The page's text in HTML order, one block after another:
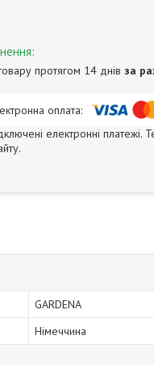
протягом 14 днів за
електронні
GARDENA
Німеччина